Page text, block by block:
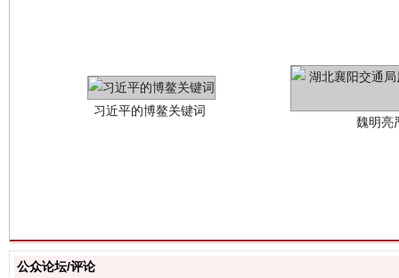
“刷贴”乱象丛生
生
公众论坛/评论